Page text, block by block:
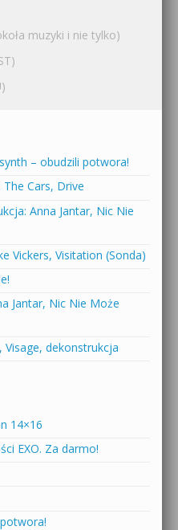
muzyki i nie tylko)
– obudzili potwora!
Cars, Drive
Anna Jantar, Nic Nie
Vickers, Visitation (Sonda)
Jantar, Nic Nie Może
Visage, dekonstrukcja
14×16
EXO. Za darmo!